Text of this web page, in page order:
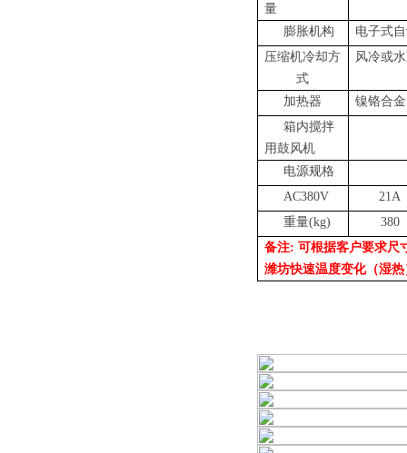
量
膨胀机构
电子式
压缩机冷却方
式
风冷或
加热器
镍铬合
箱内搅拌
用鼓风机
电源规格
AC380V
21A
重量(kg)
380
备注: 可根据客户要求尺
潍坊快速温度变化（湿